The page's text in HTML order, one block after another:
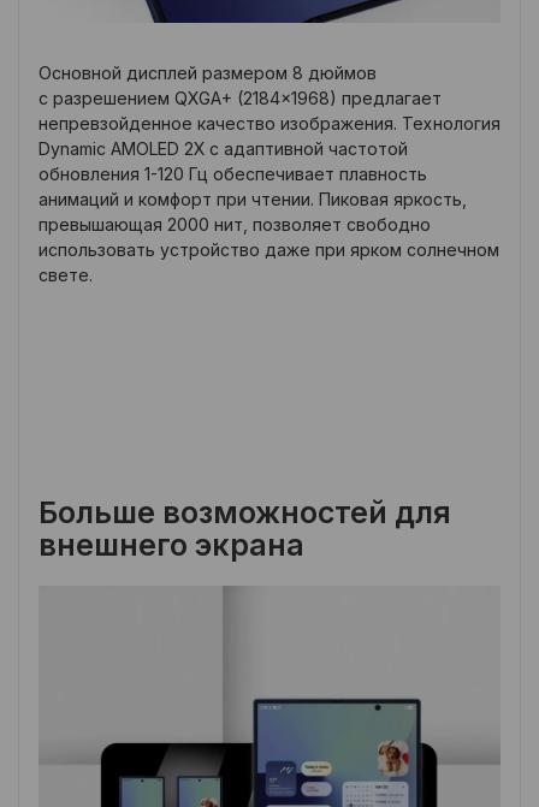
Основной дисплей размером 8 дюймов
с разрешением QXGA+ (2184×1968) предлагает
непревзойденное качество изображения. Технология
Dynamic AMOLED 2X с адаптивной частотой
обновления 1-120 Гц обеспечивает плавность
анимаций и комфорт при чтении. Пиковая яркость,
превышающая 2000 нит, позволяет свободно
использовать устройство даже при ярком солнечном
свете.
Больше возможностей для
внешнего экрана